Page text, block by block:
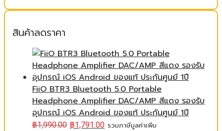
สินค้าลดราคา
FiiO BTR3 Bluetooth 5.0 Portable
Headphone Amplifier DAC/AMP สีแดง รองรับ
อุปกรณ์ iOS Android ของแท้ ประกันศูนย์ 1ปี
฿1,990.00 ฿1,791.00 รวมภาษีมูลค่าเพิ่ม